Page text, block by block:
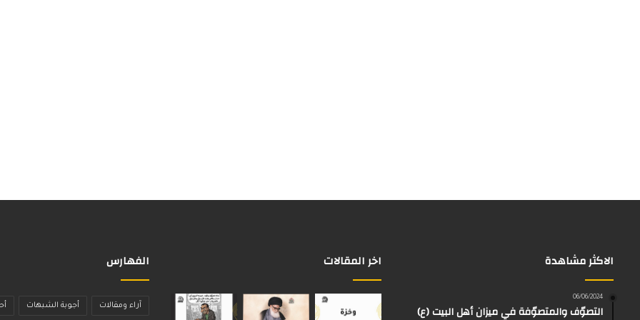
الاكثر مشاهدة
06/06/2024
التصوّف والمتصوّفة في ميزان أهل البيت (ع)
اخر المقالات الفهارس
آراء ومقالات أجوبة الشبهات